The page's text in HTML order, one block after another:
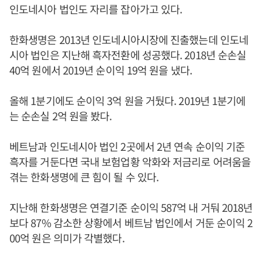
인도네시아 법인도 자리를 잡아가고 있다.
한화생명은 2013년 인도네시아시장에 진출했는데 인도네
시아 법인은 지난해 흑자전환에 성공했다. 2018년 순손실
40억 원에서 2019년 순이익 19억 원을 냈다.
올해 1분기에도 순이익 3억 원을 거뒀다. 2019년 1분기에
는 순손실 2억 원을 봤다.
베트남과 인도네시아 법인 2곳에서 2년 연속 순이익 기준
흑자를 거둔다면 국내 보험업황 악화와 저금리로 어려움을
겪는 한화생명에 큰 힘이 될 수 있다.
지난해 한화생명은 연결기준 순이익 587억 내 거둬 2018년
보다 87% 감소한 상황에서 베트남 법인에서 거둔 순이익 2
00억 원은 의미가 각별했다.